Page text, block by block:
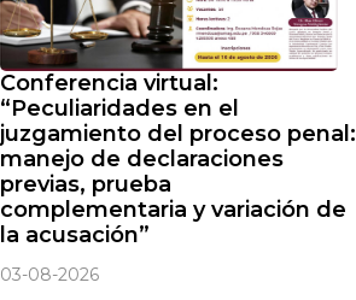
Conferencia virtual:
“Peculiaridades en el
juzgamiento del proceso penal:
manejo de declaraciones
previas, prueba
complementaria y variación de
la acusación”
03-08-2026